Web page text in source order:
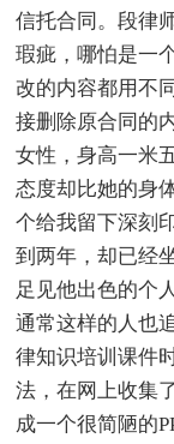
信托合同。段律
瑕疵，哪怕是一
改的内容都用不
接删除原合同的
女性，身高一米
态度却比她的身
个给我留下深刻
到两年，却已经
足见他出色的个
通常这样的人也
律知识培训课件
法，在网上收集
成一个很简陋的